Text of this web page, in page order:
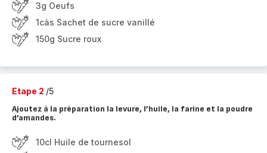
3g Oeufs
1càs Sachet de sucre vanillé
150g Sucre roux
Etape 2 /5
Ajoutez à la préparation la levure, l’huile, la farine et la poudre
d’amandes.
10cl Huile de tournesol